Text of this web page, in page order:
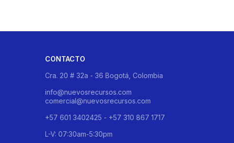
CONTACTO
Cra. 20 # 32a - 36 Bogotá, Colombia
info@nuevosrecursos.com
comercial@nuevosrecursos.com
+57 601 3402425 - +57 310 867 1717
L-V: 07:30am-5:30pm